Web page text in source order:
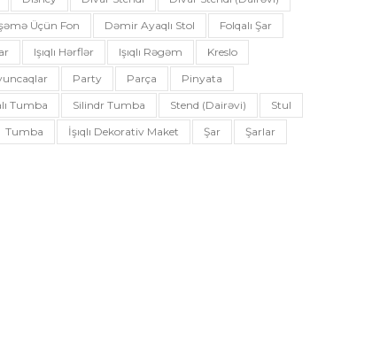
Üçün Fon Dəmir Ayaqlı Stol
Folqalı Şar
Işıqlı Hərflər Işıqlı Rəgəm
Kreslo
Party Parça
Pinyata
Tumba Silindr Tumba Stend (dairəvi)
Stul
Tumba İşıqlı Dekorativ Maket Şar Şarlar